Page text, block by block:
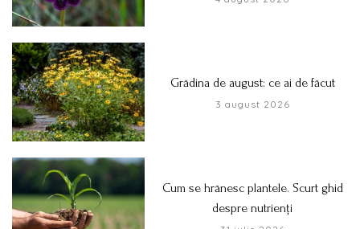
Grădina de august: ce ai de făcut
3 august 2026
Cum se hrănesc plantele. Scurt ghid
despre nutrienți